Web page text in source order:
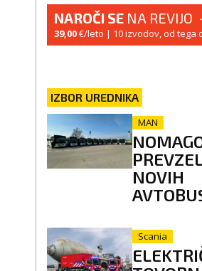
NAROČI SE NA REVIJO
39,00€/leto | 10 izvodov, od tega
IZBOR UREDNIKA
MAN
NOVIH
Scania